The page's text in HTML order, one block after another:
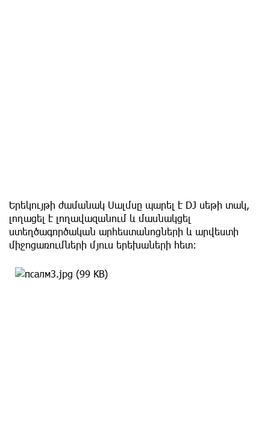
Երեկույթի ժամանակ Սալմսը պարել է DJ սեթի տակ,
լողացել է լողավազանում և մասնակցել
ստեղծագործական արհեստանոցների և արվեստի
միջոցառումների մյուս երեխաների հետ։